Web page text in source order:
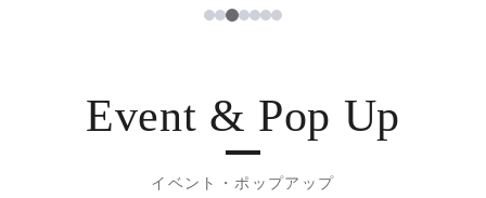
123456
Event & Pop Up
イベント・ポップアップ